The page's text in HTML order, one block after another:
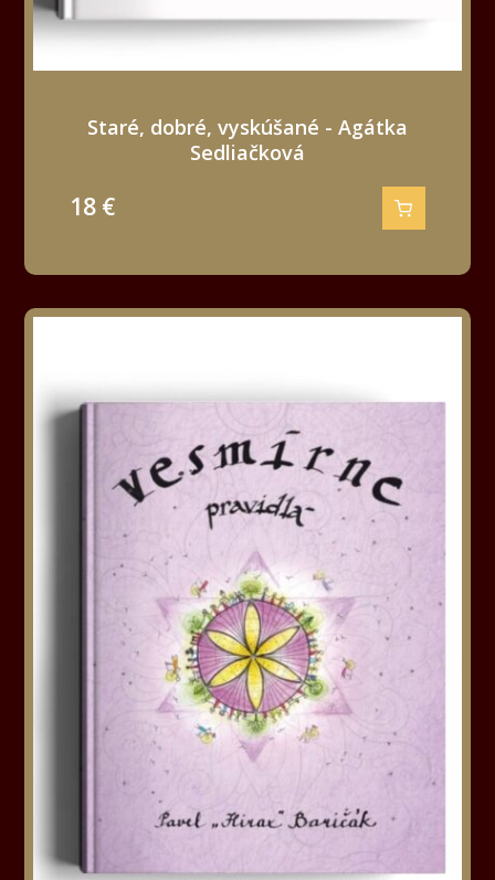
Staré, dobré, vyskúšané - Agátka
Sedliačková
18€